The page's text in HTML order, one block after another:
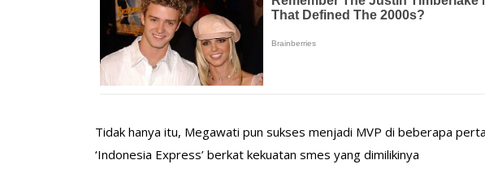
Tidak hanya itu, Megawati pun sukses menjadi MVP di beberapa
‘Indonesia Express’ berkat kekuatan smes yang dimilikinya